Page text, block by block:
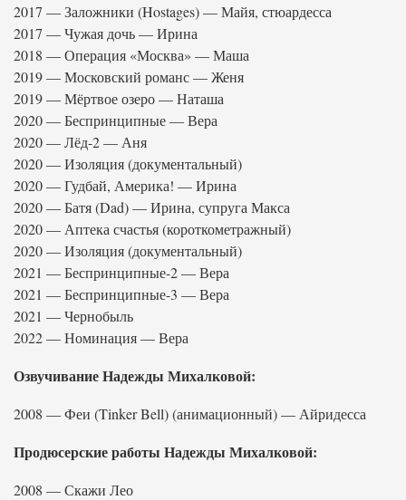
2017 — Заложники (Hostages) — Майя, стюардесса
2017 — Чужая дочь — Ирина
2018 — Операция «Москва» — Маша
2019 — Московский романс — Женя
2019 — Мёртвое озеро — Наташа
2020 — Беспринципные — Вера
2020 — Лёд-2 — Аня
2020 — Изоляция (документальный)
2020 — Гудбай, Америка! — Ирина
2020 — Батя (Dad) — Ирина, супруга Макса
2020 — Аптека счастья (короткометражный)
2020 — Изоляция (документальный)
2021 — Беспринципные-2 — Вера
2021 — Беспринципные-3 — Вера
2021 — Чернобыль
2022 — Номинация — Вера
Озвучивание Надежды Михалковой:
2008 — Феи (Tinker Bell) (анимационный) — Айридесса
Продюсерские работы Надежды Михалковой:
2008 — Скажи Лео